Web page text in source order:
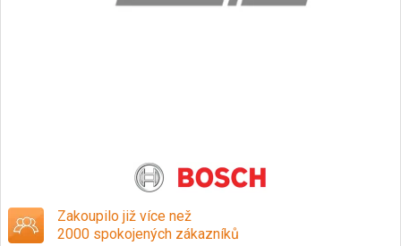
Zakoupilo již více než
2000 spokojených zákazníků